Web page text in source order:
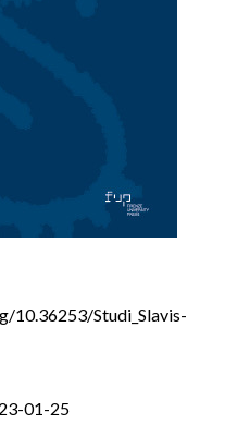
10.36253/Studi_Slavis-
01-25